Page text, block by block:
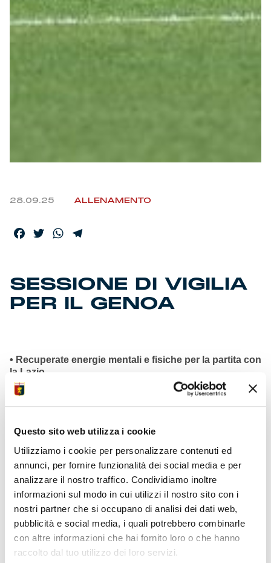
Questo sito web utilizza i cookie
Utilizziamo i cookie per personalizzare contenuti ed
annunci, per fornire funzionalità dei social media e per
analizzare il nostro traffico. Condividiamo inoltre
informazioni sul modo in cui utilizzi il nostro sito con i
nostri partner che si occupano di analisi dei dati web,
pubblicità e social media, i quali potrebbero combinarle
con altre informazioni che hai fornito loro o che hanno
raccolto dal tuo utilizzo dei loro servizi.
28.09.25 ALLENAMENTO
Facebook
TwitterWhatsApp
SESSIONE DI VIGILIA
PER IL GENOA
• Recuperate energie mentali e fisiche per la partita con
la Lazio
• Collaudo ok al centro sportivo in una splendida
giornata di sole
• Riunione prima del via ai lavori per studio della tattica
• Convocabili Cornet e Ostigard recupero completato
• Indisponibili Messias e Onana per sfida lunedì al
‘Tempio’ 20:45
• Nostro primato duelli vinti 200 in prime 4 giornate
Serie A Enilive
• Secondo posto staccato Torino con 173 in questo
scorcio iniziale
• Quinti per minor numero tiri totali 43 concessi a team
avversari
• Presentata media partnership Genoa CFC e Rolling